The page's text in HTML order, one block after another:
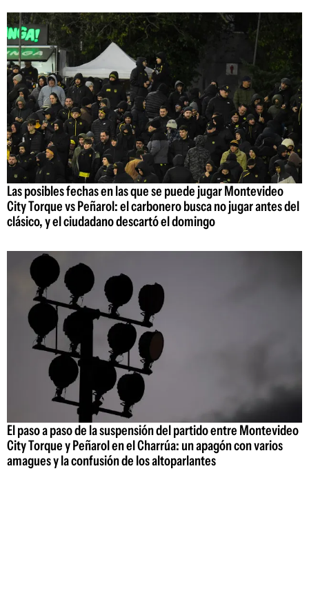
Las posibles fechas en las que se puede jugar Montevideo
City Torque vs Peñarol: el carbonero busca no jugar antes del
clásico, y el ciudadano descartó el domingo
El paso a paso de la suspensión del partido entre Montevideo
City Torque y Peñarol en el Charrúa: un apagón con varios
amagues y la confusión de los altoparlantes